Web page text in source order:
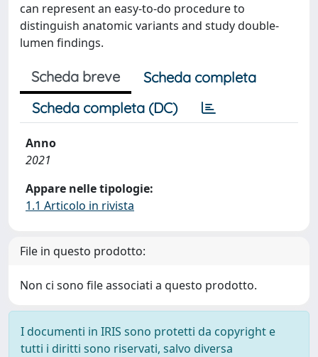
can represent an easy-to-do procedure to
distinguish anatomic variants and study double-
lumen findings.
Scheda breve
Scheda completa
Scheda completa (DC)
Anno
2021
Appare nelle tipologie:
1.1 Articolo in rivista
File in questo prodotto:
Non ci sono file associati a questo prodotto.
I documenti in IRIS sono protetti da copyright e
tutti i diritti sono riservati, salvo diversa